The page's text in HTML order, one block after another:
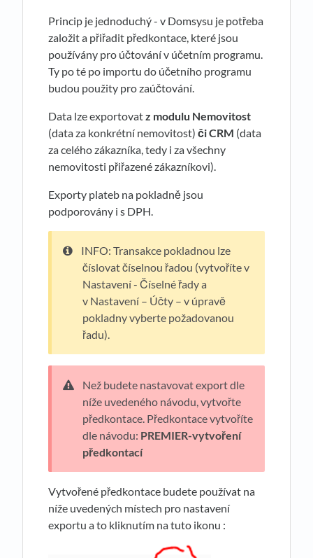
Princip je jednoduchý - v Domsysu je potřeba
založit a přiřadit předkontace, které jsou
používány pro účtování v účetním programu.
Ty po té po importu do účetního programu
budou použity pro zaúčtování.
Data lze exportovatz modulu Nemovitost
(data za konkrétní nemovitost) či CRM (data
za celého zákazníka, tedy i za všechny
nemovitosti přiřazené zákazníkovi).
Exporty plateb na pokladně jsou
podporovány i s DPH.
INFO: Transakce pokladnou lze
číslovat číselnou řadou (vytvoříte v
Nastavení - Číselné řady a
v Nastavení – Účty – v úpravě
pokladny vyberte požadovanou
řadu).
Než budete nastavovat export dle
níže uvedeného návodu, vytvořte
předkontace. Předkontace vytvoříte
dle návodu: PREMIER-vytvoření
předkontací
Vytvořené předkontace budete používat na
níže uvedených místech pro nastavení
exportu a to kliknutím na tuto ikonu :